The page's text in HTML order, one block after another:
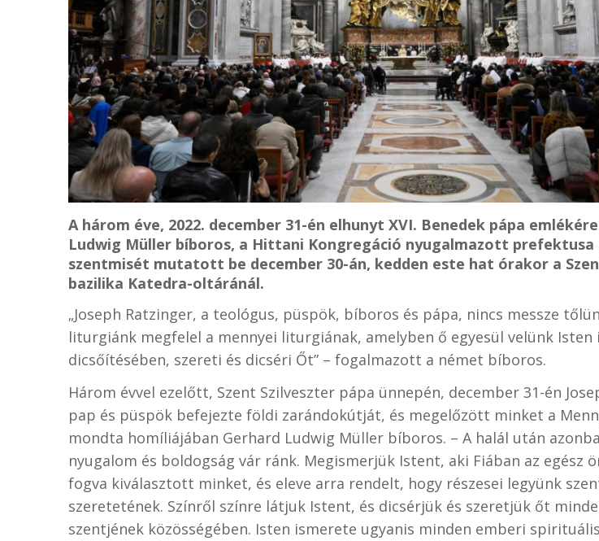
A három éve, 2022. december 31-én elhunyt XVI. Benedek pápa
Ludwig Müller bíboros, a Hittani Kongregáció nyugalmazott prefektusa
szentmisét mutatott be december 30-án, kedden este hat órakor a
bazilika Katedra-oltáránál.
„Joseph Ratzinger, a teológus, püspök, bíboros és pápa, nincs messze
liturgiánk megfelel a mennyei liturgiának, amelyben ő egyesül velünk Isten
dicsőítésében, szereti és dicséri Őt” – fogalmazott a német bíboros.
Három évvel ezelőtt, Szent Szilveszter pápa ünnepén, december 31-én
pap és püspök befejezte földi zarándokútját, és megelőzött minket a
mondta homíliájában Gerhard Ludwig Müller bíboros. – A halál után
nyugalom és boldogság vár ránk. Megismerjük Istent, aki Fiában az egész
fogva kiválasztott minket, és eleve arra rendelt, hogy részesei legyünk
szeretetének. Színről színre látjuk Istent, és dicsérjük és szeretjük őt
szentjének közösségében. Isten ismerete ugyanis minden emberi